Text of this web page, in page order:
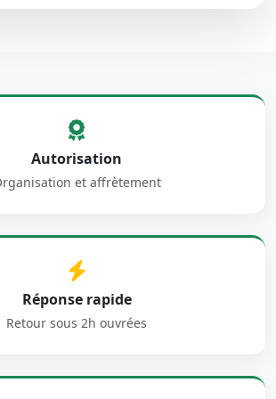
Autorisation
et affrètement
Réponse rapide
Retour sous 2h ouvrées